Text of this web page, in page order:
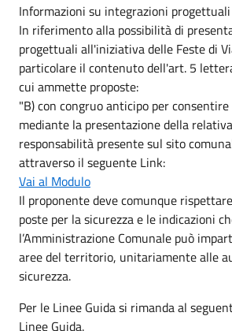
Informazioni su integrazioni
In riferimento alla possibilità di
progettuali all'iniziativa delle Feste di
particolare il contenuto dell'art. 5
cui ammette proposte:
"B) con congruo anticipo per
mediante la presentazione della
responsabilità presente sul sito
attraverso il seguente Link:
Vai al Modulo
Il proponente deve comunque
poste per la sicurezza e le indicazioni
l’Amministrazione Comunale può
aree del territorio, unitariamente alle
sicurezza.
Per le Linee Guida si rimanda al
Linee Guida.